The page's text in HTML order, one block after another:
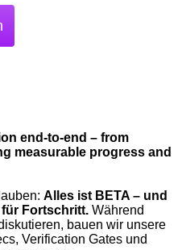
end-to-end – from
measurable progress and
Alles ist BETA – und
Fortschritt. Während
bauen wir unsere
Verification Gates und